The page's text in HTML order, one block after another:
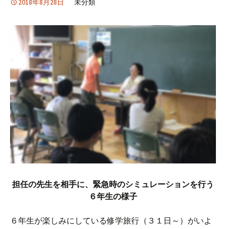
2018年8月28日 未分類
担任の先生を相手に、緊急時のシミュレーションを行う
６年生の様子
６年生が楽しみにしている修学旅行（３１日～）がいよ